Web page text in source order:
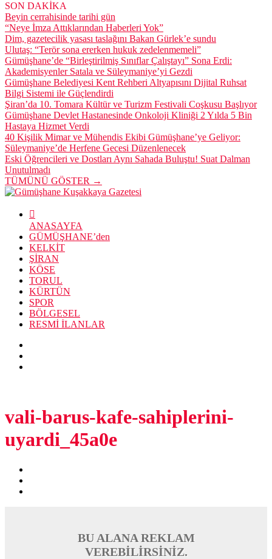
SON DAKİKA
Beyin cerrahisinde tarihi gün
“Neye İmza Attıklarından Haberleri Yok”
Dim, gazetecilik yasası taslağını Bakan Gürlek’e sundu
Ulutaş: “Terör sona ererken hukuk zedelenmemeli”
Gümüşhane’de “Birleştirilmiş Sınıflar Çalıştayı” Sona Erdi:
Akademisyenler Satala ve Süleymaniye’yi Gezdi
Gümüşhane Belediyesi Kent Rehberi Altyapısını Dijital Ruhsat
Bilgi Sistemi ile Güçlendirdi
Şiran’da 10. Tomara Kültür ve Turizm Festivali Coşkusu Başlıyor
Gümüşhane Devlet Hastanesinde Onkoloji Kliniği 2 Yılda 5 Bin
Hastaya Hizmet Verdi
40 Kişilik Mimar ve Mühendis Ekibi Gümüşhane’ye Geliyor:
Süleymaniye’de Herfene Gecesi Düzenlenecek
Eski Öğrencileri ve Dostları Aynı Sahada Buluştu! Suat Dalman
Unutulmadı
TÜMÜNÜ GÖSTER →
ANASAYFA
GÜMÜŞHANE’den
KELKİT
ŞİRAN
KÖSE
TORUL
KÜRTÜN
SPOR
BÖLGESEL
RESMİ İLANLAR
vali-barus-kafe-sahiplerini-
uyardi_45a0e
BU ALANA REKLAM
VEREBİLİRSİNİZ.